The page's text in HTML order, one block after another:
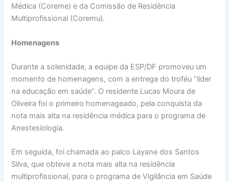
Médica (Coreme) e da Comissão de Residência
Multiprofissional (Coremu).
Homenagens
Durante a solenidade, a equipe da ESP/DF promoveu um
momento de homenagens, com a entrega do troféu “líder
na educação em saúde”. O residente Lucas Moura de
Oliveira foi o primeiro homenageado, pela conquista da
nota mais alta na residência médica para o programa de
Anestesiologia.
Em seguida, foi chamada ao palco Layane dos Santos
Silva, que obteve a nota mais alta na residência
multiprofissional, para o programa de Vigilância em Saúde